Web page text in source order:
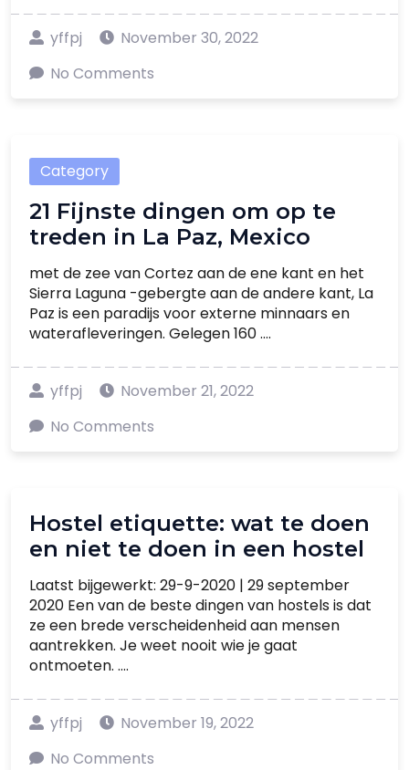
yffpj
November 30, 2022
No Comments
Category
21 Fijnste dingen om op te
treden in La Paz, Mexico
met de zee van Cortez aan de ene kant en het
Sierra Laguna -gebergte aan de andere kant, La
Paz is een paradijs voor externe minnaars en
waterafleveringen. Gelegen 160 ....
yffpj
November 21, 2022
No Comments
Hostel etiquette: wat te doen
en niet te doen in een hostel
Laatst bijgewerkt: 29-9-2020 | 29 september
2020 Een van de beste dingen van hostels is dat
ze een brede verscheidenheid aan mensen
aantrekken. Je weet nooit wie je gaat
ontmoeten. ....
yffpj
November 19, 2022
No Comments